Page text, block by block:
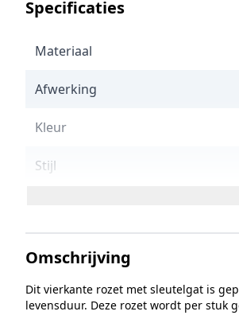
Specificaties
Materiaal
Afwerking
Kleur
Stijl
Omschrijving
Dit vierkante rozet met sleutelgat is
levensduur. Deze rozet wordt per stuk